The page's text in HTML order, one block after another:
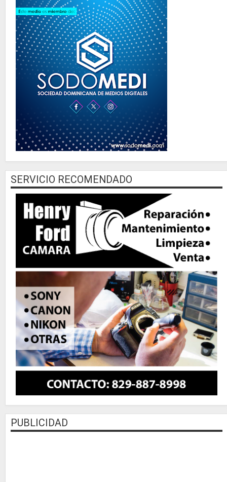
SERVICIO RECOMENDADO
PUBLICIDAD